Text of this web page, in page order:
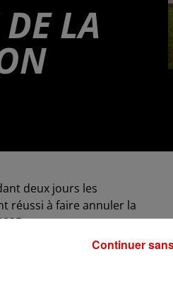
LA
deux jours les
réussi à faire annuler la
La taxe restera donc
des exploitations
Continuer